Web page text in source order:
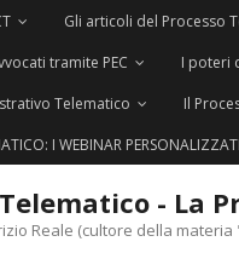
Gli articoli del Processo
tramite PEC
I poteri
Telematico
Il
I WEBINAR
- La
Reale (cultore della